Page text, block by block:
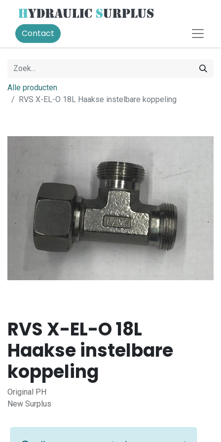
Contact
Alle producten
RVS X-EL-O 18L Haakse instelbare koppeling
RVS X-EL-O 18L
Haakse instelbare
koppeling
Original PH
New Surplus